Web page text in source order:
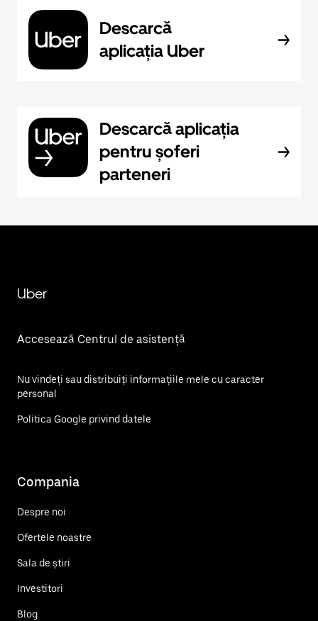
Descarcă
aplicația Uber
Descarcă aplicația
pentru șoferi
parteneri
Uber
Accesează Centrul de asistență
Nu vindeți sau distribuiți informațiile mele cu caracter
personal
Politica Google privind datele
Compania
Despre noi
Ofertele noastre
Sala de știri
Investitori
Blog